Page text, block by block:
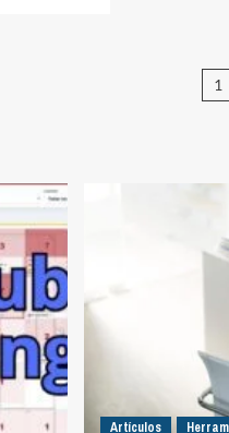
1
Artículos